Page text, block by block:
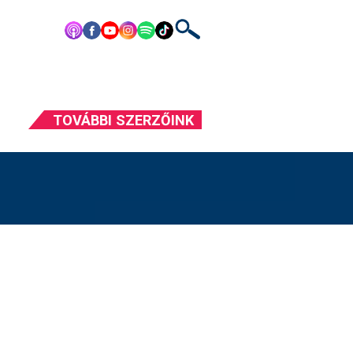
TOVÁBBI SZERZŐINK